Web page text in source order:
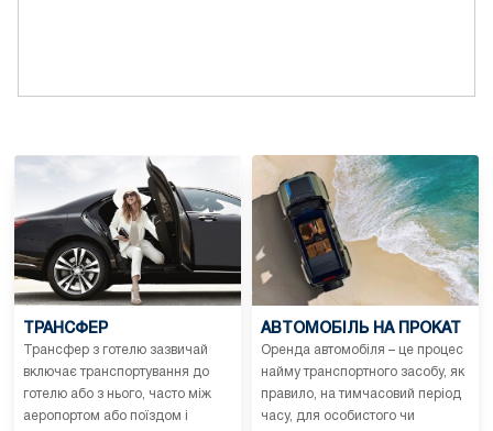
ТРАНСФЕР
Трансфер з готелю зазвичай
включає транспортування до
готелю або з нього, часто між
аеропортом або поїздом і
АВТОМОБІЛЬ НА ПРОКАТ
Оренда автомобіля – це процес
найму транспортного засобу, як
правило, на тимчасовий період
часу, для особистого чи